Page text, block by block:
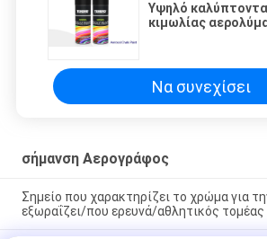
Υψηλό
κιμωλίας
διάφορο χρώμα
Να συνεχίσει
σήμανση Αερογράφος
Σημείο που χαρακτηρίζει το χρώμα για
εξωραΐζει/που ερευνά/αθλητικός τομέας